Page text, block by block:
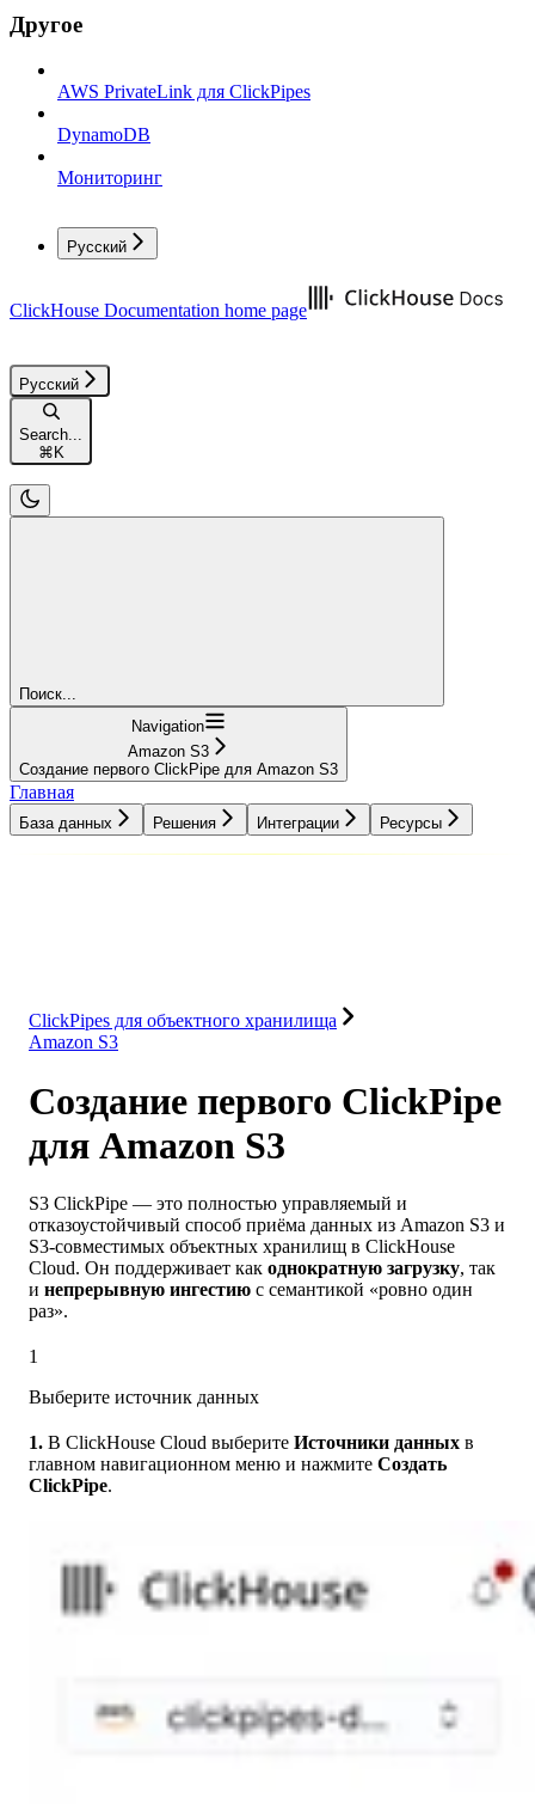
Другое
AWS PrivateLink для ClickPipes
DynamoDB
Мониторинг
Русский
ClickHouse Documentation home page
Русский
Search...
⌘ K
Поиск...
Navigation
Amazon S3
Создание первого ClickPipe для Amazon S3
Главная
База данных Решения Интеграции Ресурсы
ClickPipes для объектного хранилища
Amazon S3
Создание первого ClickPipe
для Amazon S3
S3 ClickPipe — это полностью управляемый и
отказоустойчивый способ приёма данных из Amazon S3 и
S3-совместимых объектных хранилищ в ClickHouse
Cloud. Он поддерживает как однократную загрузку, так
и непрерывную ингестию с семантикой «ровно один
раз».
1
Выберите источник данных
1. В ClickHouse Cloud выберите Источники данных в
главном навигационном меню и нажмите Создать
ClickPipe.